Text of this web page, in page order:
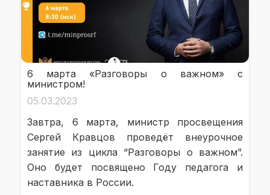
6 марта «Разговоры о важном» с
министром!
05.03.2023
Завтра, 6 марта, министр просвещения
Сергей Кравцов проведёт внеурочное
занятие из цикла “Разговоры о важном”.
Оно будет посвящено Году педагога и
наставника в России.